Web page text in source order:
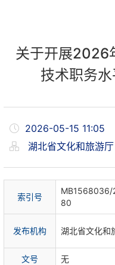
关于开展2026
技术职务
2026-05-15 11:05
湖北省文化和旅游厅
索引号
MB1568036/
80
发布机构 湖北省文化和
文号 无